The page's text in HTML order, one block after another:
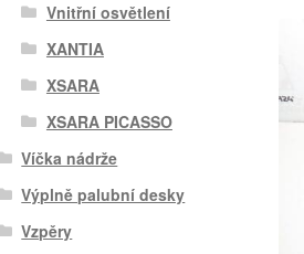
Vnitřní osvětlení
XANTIA
XSARA
XSARA PICASSO
Víčka nádrže
Výplně palubní desky
Vzpěry